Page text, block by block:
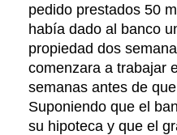
pedido prestados 50
había dado al banco
propiedad dos
comenzara a trabajar
semanas antes de
Suponiendo que el
su hipoteca y que el